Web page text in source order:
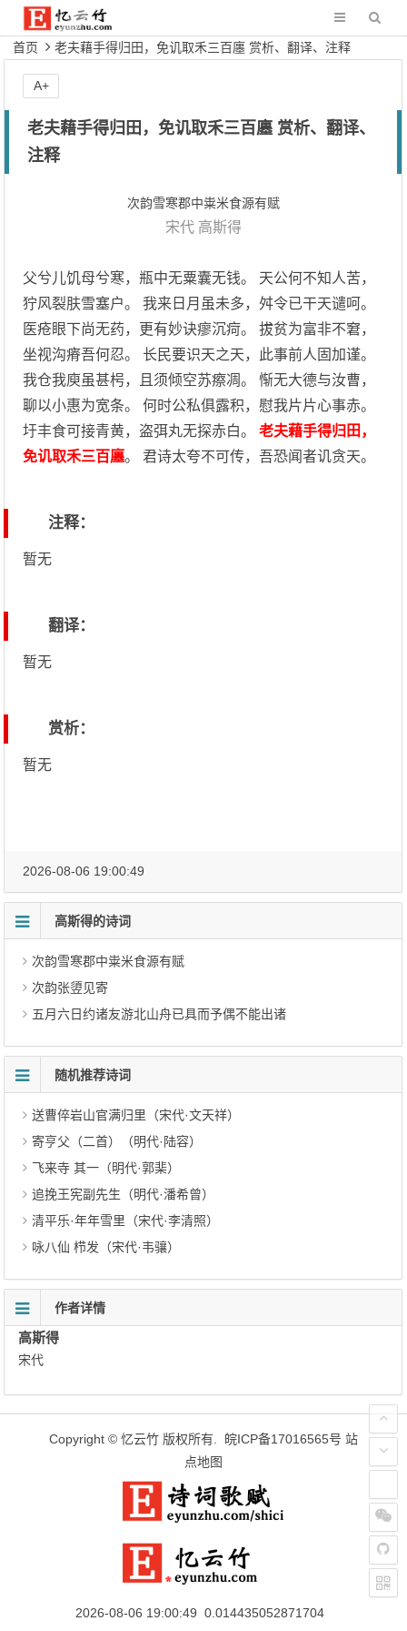
首页 老夫藉手得归田，免讥取禾三百廛 赏析、翻译、注释
老夫藉手得归田，免讥取禾三百廛 赏析、翻译、
注释
次韵雪寒郡中粜米食源有赋
宋代 高斯得
父兮儿饥母兮寒，瓶中无粟囊无钱。 天公何不知人苦，
狞风裂肤雪塞户。 我来日月虽未多，舛令已干天谴呵。
医疮眼下尚无药，更有妙诀瘳沉疴。 拔贫为富非不窘，
坐视沟瘠吾何忍。 长民要识天之天，此事前人固加谨。
我仓我庾虽甚枵，且须倾空苏瘵凋。 惭无大德与汝曹，
聊以小惠为宽条。 何时公私俱露积，慰我片片心事赤。
圩丰食可接青黄，盗弭丸无探赤白。老夫藉手得归田，
免讥取禾三百廛。 君诗太夸不可传，吾恐闻者讥贪天。
注释：
暂无
翻译：
暂无
赏析：
暂无
A+
2026-08-06 19:00:49
高斯得的诗词
次韵雪寒郡中粜米食源有赋
次韵张䇓见寄
五月六日约诸友游北山舟已具而予偶不能出诸
随机推荐诗词
送曹倅岩山官满归里（宋代·文天祥）
寄亨父（二首）（明代·陆容）
飞来寺 其一（明代·郭棐）
追挽王宪副先生（明代·潘希曾）
清平乐·年年雪里（宋代·李清照）
咏八仙 栉发（宋代·韦骧）
作者详情
高斯得
宋代
Copyright © 忆云竹 版权所有. 皖ICP备17016565号 站
点地图
2026-08-06 19:00:49 0.014435052871704